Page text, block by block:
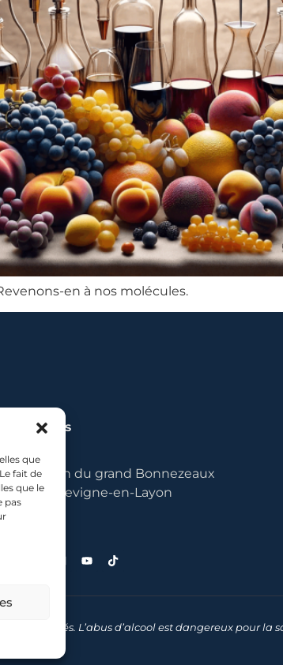
que
fait de
que le
pas
en à nos molécules.
Les Canons
373 chemin du grand Bonnezeaux
Bellevigne-en-Layon
droits réservés. L’abus d’alcool est dangereux pour